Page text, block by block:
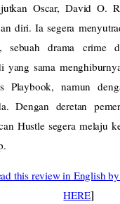
Oscar, David O.
diri. Ia segera
sebuah drama crime
yang sama
Playbook, namun
Dengan deretan
Hustle segera melaju
this review in English
HERE]